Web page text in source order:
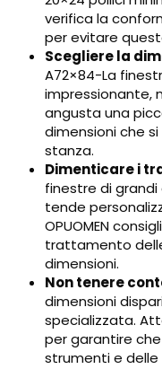
verifica la
per evitare
Scegliere la
A72×84-La
impressionante,
angusta una
dimensioni che
stanza.
Dimenticare i
finestre di
tende
OPUOMEN
trattamento
dimensioni.
Non tenere
dimensioni
specializzata.
per garantire
strumenti e